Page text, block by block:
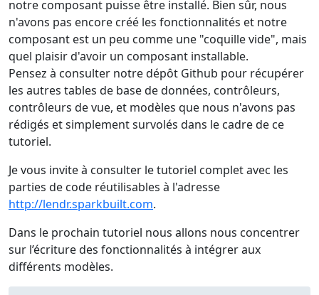
notre composant puisse être installé. Bien sûr, nous
n'avons pas encore créé les fonctionnalités et notre
composant est un peu comme une "coquille vide", mais
quel plaisir d'avoir un composant installable.
Pensez à consulter notre dépôt Github pour récupérer
les autres tables de base de données, contrôleurs,
contrôleurs de vue, et modèles que nous n'avons pas
rédigés et simplement survolés dans le cadre de ce
tutoriel.
Je vous invite à consulter le tutoriel complet avec les
parties de code réutilisables à l'adresse
http://lendr.sparkbuilt.com.
Dans le prochain tutoriel nous allons nous concentrer
sur l’écriture des fonctionnalités à intégrer aux
différents modèles.